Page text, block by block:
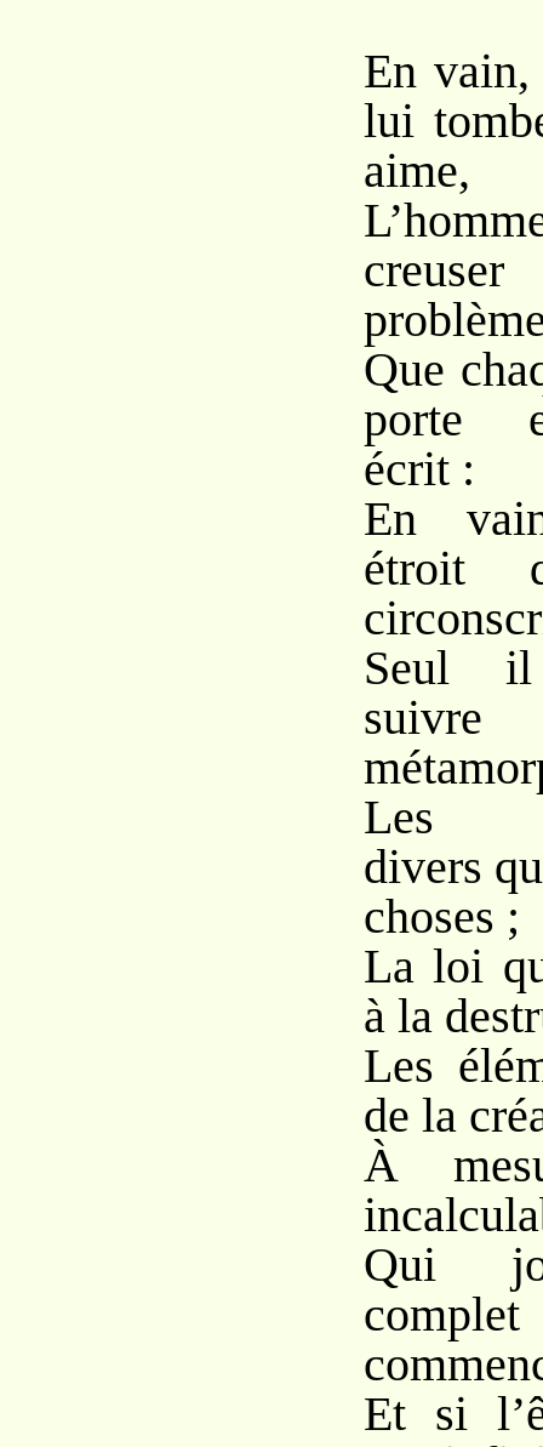
En vain,
lui
aime,
Que
porte
écrit :
En
étroit
Seul il
Les
divers
choses ;
La loi
à la
Les
de la
À
Qui
Et si